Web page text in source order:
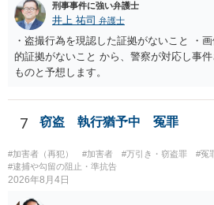
刑事事件に強い弁護士
井上 祐司 弁護士
・盗撮行為を現認した証拠がないこと ・
的証拠がないこと から、警察が対応し事
ものと予想します。
7 窃盗 執行猶予中 冤罪
#加害者（再犯） #加害者 #万引き・窃盗罪 #冤
#逮捕や勾留の阻止・準抗告
2026年8月4日